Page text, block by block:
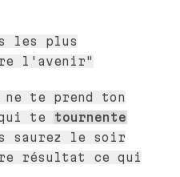
les plus
l'avenir"
ne te prend ton
te
tournente
saurez le soir
résultat ce qui